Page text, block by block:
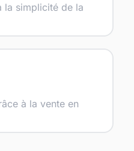
la simplicité de la
à la vente en